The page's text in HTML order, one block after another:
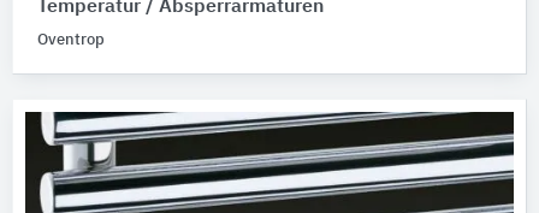
Temperatur / Absperrarmaturen
Oventrop